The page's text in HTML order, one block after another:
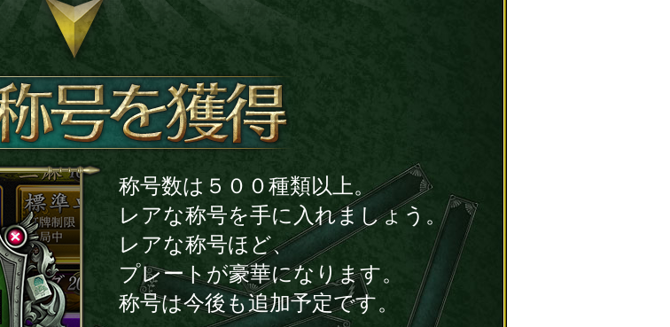
称号数は５００種類以上。
レアな称号を手に入れましょう。
レアな称号ほど、
プレートが豪華になります。
称号は今後も追加予定です。